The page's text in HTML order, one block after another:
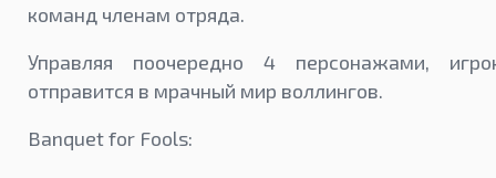
команд членам отряда.
Управляя поочередно 4 персонажами,
отправится в мрачный мир воллингов.
Banquet for Fools: